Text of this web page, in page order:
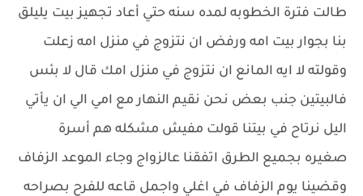
طالت فترة الخطوبه لمده سنه حتي أعاد تجهيز بيت يليلق
بنا بجوار بيت امه ورفض ان نتزوج في منزل امه زعلت
وقولته لا ايه المانع ان نتزوج في منزل امك قال لا بئس
فالبيتين جنب بعض نحن نقيم النهار مع امي الي ان يأتي
اليل نرتاح في بيتنا قولت مفيش مشكله هم أسرة
صغيره بجميع الطرق اتفقنا عالزواج وجاء الموعد الزفاف
وقضينا يوم الزفاف في اغلي واجمل قاعه للفرح بصراحه